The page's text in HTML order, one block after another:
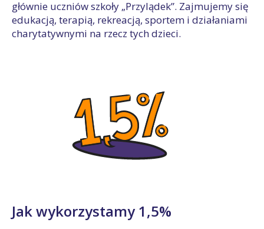
głównie uczniów szkoły „Przylądek”. Zajmujemy się
edukacją, terapią, rekreacją, sportem i działaniami
charytatywnymi na rzecz tych dzieci.
Jak wykorzystamy 1,5%